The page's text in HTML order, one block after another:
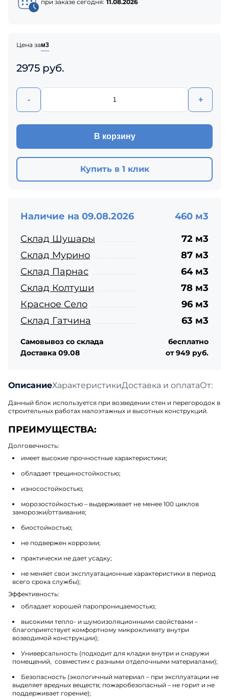
ОписаниеХарактеристикиДоставка и оплата
Данный блок используется при возведении стен и перегородок в
строительных работах малоэтажных и высотных конструкций.
ПРЕИМУЩЕСТВА:
Долговечность:
имеет высокие прочностные характеристики;
обладает трещиностойкостью;
износостойкостью;
морозостойкостью – выдерживает не менее 100 циклов
заморозки/оттаивания;
биостойкостью;
не подвержен коррозии;
практически не дает усадку;
не меняет свои эксплуатационные характеристики в период
всего срока службы);
Эффективность:
обладает хорошей паропроницаемостью;
высокими тепло- и шумоизоляционными свойствами –
благоприятствует комфортному микроклимату внутри
возводимой конструкции);
Универсальность (подходит для кладки внутри и снаружи
помещений, совместим с разными отделочными материалами);
Безопасность (экологичный материал – при эксплуатации не
выделяет вредных веществ; пожаробезопасный – не горит и не
поддерживает горение);
при заказе сегодня: 11.08.2026
Цена зам3
2975 руб.
- +
В корзину
Купить в 1 клик
Наличие на 09.08.2026
460 м3
Склад Шушары
72 м3
Склад Мурино
87 м3
Склад Парнас
64 м3
Склад Колтуши
78 м3
Красное Село
96 м3
Склад Гатчина
63 м3
Самовывоз со склада
бесплатно
Доставка 09.08
от 949 руб.